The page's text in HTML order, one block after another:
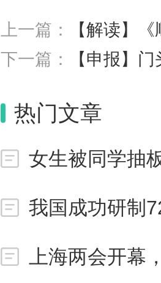
上一篇：
【解读】《顺义区进
下一篇：
【申报】门头沟区科学技术委员会关
热门文章